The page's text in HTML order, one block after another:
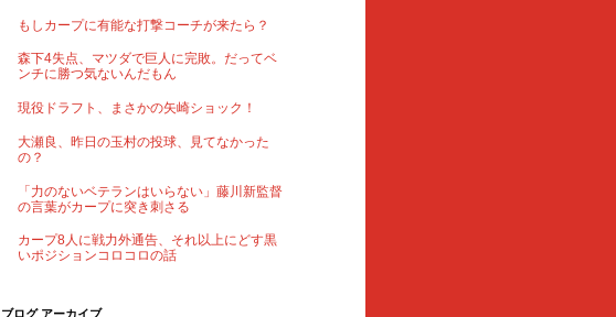
もしカープに有能な打撃コーチが来たら？
森下4失点、マツダで巨人に完敗。だってベ
ンチに勝つ気ないんだもん
現役ドラフト、まさかの矢崎ショック！
大瀬良、昨日の玉村の投球、見てなかった
の？
「力のないベテランはいらない」藤川新監督
の言葉がカープに突き刺さる
カープ8人に戦力外通告、それ以上にどす黒
いポジションコロコロの話
ブログ アーカイブ